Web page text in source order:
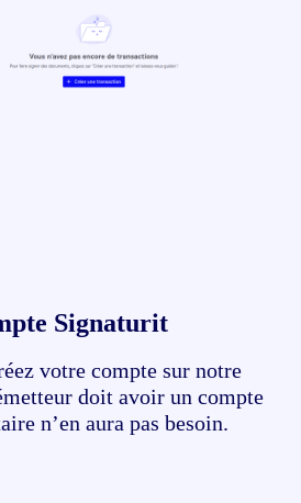
Signaturit
votre compte sur notre
doit avoir un compte
n’en aura pas besoin.